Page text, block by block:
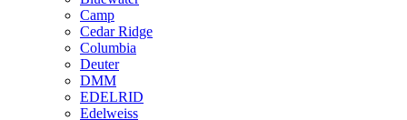
Camp
Cedar Ridge
Columbia
Deuter
DMM
EDELRID
Edelweiss